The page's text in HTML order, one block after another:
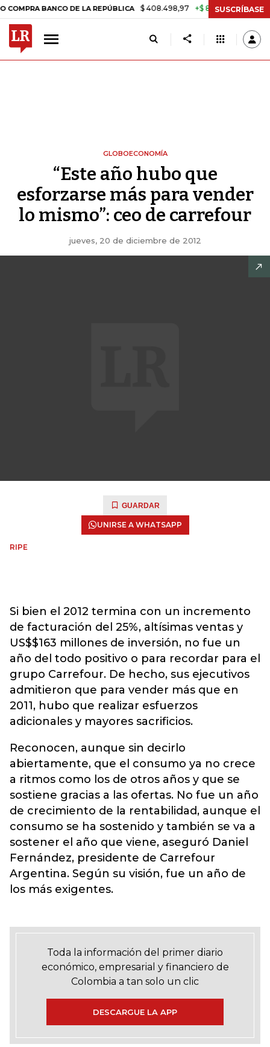
BANCO DE LA REPÚBLICA $ 408.498,97 +$ 8.753,81 +2,19%
SUSCRÍBASE
GLOBOECONOMÍA
“Este año hubo que
esforzarse más para vender
lo mismo”: ceo de carrefour
jueves, 20 de diciembre de 2012
GUARDAR
UNIRSE A WHATSAPP
RIPE
Si bien el 2012 termina con un incremento
de facturación del 25%, altísimas ventas y
US$$163 millones de inversión, no fue un
año del todo positivo o para recordar para el
grupo Carrefour. De hecho, sus ejecutivos
admitieron que para vender más que en
2011, hubo que realizar esfuerzos
adicionales y mayores sacrificios.
Reconocen, aunque sin decirlo
abiertamente, que el consumo ya no crece
a ritmos como los de otros años y que se
sostiene gracias a las ofertas. No fue un año
de crecimiento de la rentabilidad, aunque el
consumo se ha sostenido y también se va a
sostener el año que viene, aseguró Daniel
Fernández, presidente de Carrefour
Argentina. Según su visión, fue un año de
los más exigentes.
Toda la información del primer diario
económico, empresarial y financiero de
Colombia a tan solo un clic
DESCARGUE LA APP